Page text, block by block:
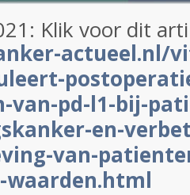
Klik voor dit
actueel.nl/
van-pd-l1-bij-
en-
van-
waarden.html